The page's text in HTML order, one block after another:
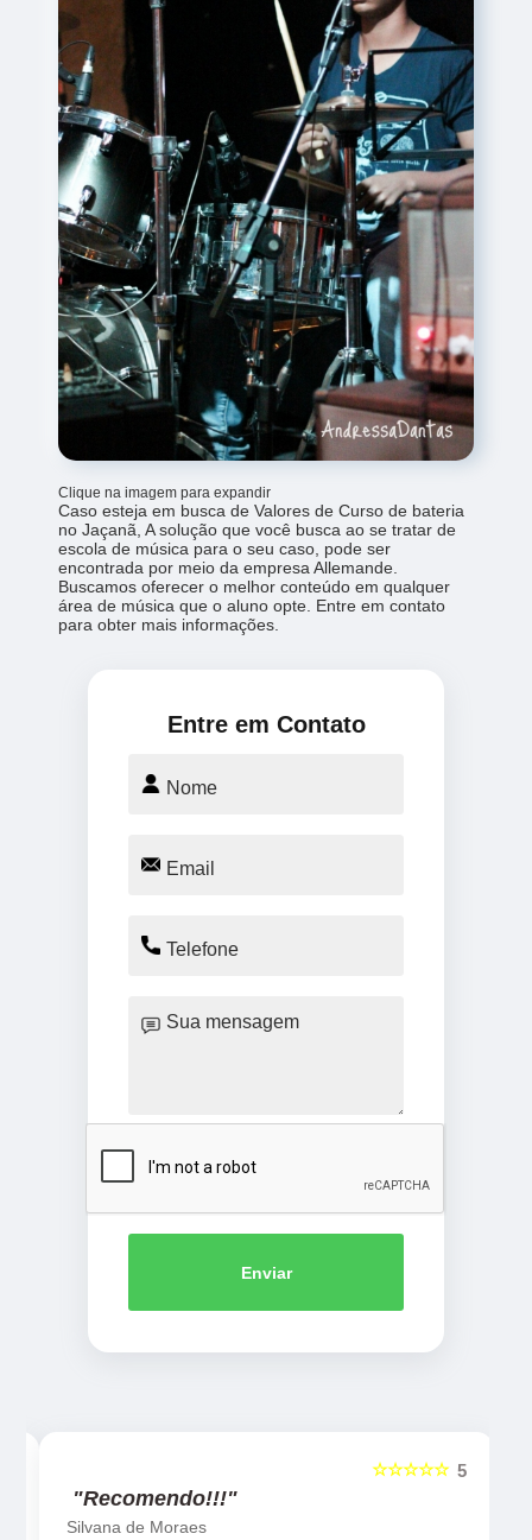
Clique na imagem para expandir
Caso esteja em busca de Valores de Curso de bateria
no Jaçanã, A solução que você busca ao se tratar de
escola de música para o seu caso, pode ser
encontrada por meio da empresa Allemande.
Buscamos oferecer o melhor conteúdo em qualquer
área de música que o aluno opte. Entre em contato
para obter mais informações.
Entre em Contato
Enviar
5
☆☆☆☆☆
"Recomendo!!!"
Silvana de Moraes